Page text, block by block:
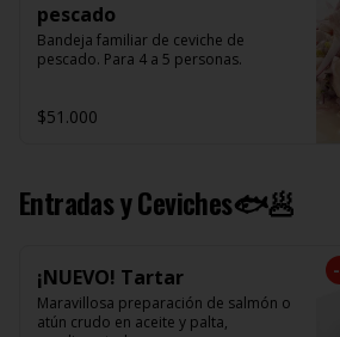
pescado
Bandeja familiar de ceviche de
pescado. Para 4 a 5 personas.
$51.000
Entradas y Ceviches🐟🥟
-
¡NUEVO! Tartar
Maravillosa preparación de salmón o
atún crudo en aceite y palta,